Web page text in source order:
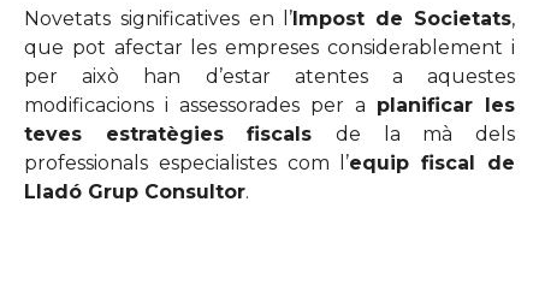
Novetats significatives en l’Impost de Societats,
que pot afectar les empreses considerablement i
per això han d’estar atentes a aquestes
modificacions i assessorades per a planificar les
teves estratègies fiscals de la mà dels
professionals especialistes com l’equip fiscal de
Lladó Grup Consultor.